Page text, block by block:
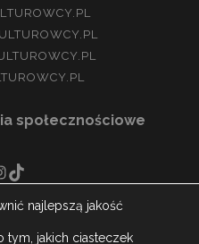
społecznościowe
TIKTOK
najlepszą jakość
tym, jakich ciasteczek